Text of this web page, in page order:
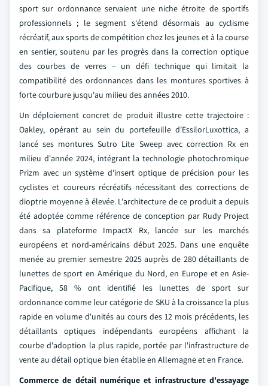
sport sur ordonnance servaient une niche étroite de sportifs
professionnels ; le segment s'étend désormais au cyclisme
récréatif, aux sports de compétition chez les jeunes et à la course
en sentier, soutenu par les progrès dans la correction optique
des courbes de verres – un défi technique qui limitait la
compatibilité des ordonnances dans les montures sportives à
forte courbure jusqu'au milieu des années 2010.
Un déploiement concret de produit illustre cette trajectoire :
Oakley, opérant au sein du portefeuille d'EssilorLuxottica, a
lancé ses montures Sutro Lite Sweep avec correction Rx en
milieu d'année 2024, intégrant la technologie photochromique
Prizm avec un système d'insert optique de précision pour les
cyclistes et coureurs récréatifs nécessitant des corrections de
dioptrie moyenne à élevée. L'architecture de ce produit a depuis
été adoptée comme référence de conception par Rudy Project
dans sa plateforme ImpactX Rx, lancée sur les marchés
européens et nord-américains début 2025. Dans une enquête
menée au premier semestre 2025 auprès de 280 détaillants de
lunettes de sport en Amérique du Nord, en Europe et en Asie-
Pacifique, 58 % ont identifié les lunettes de sport sur
ordonnance comme leur catégorie de SKU à la croissance la plus
rapide en volume d'unités au cours des 12 mois précédents, les
détaillants optiques indépendants européens affichant la
courbe d'adoption la plus rapide, portée par l'infrastructure de
vente au détail optique bien établie en Allemagne et en France.
Commerce de détail numérique et infrastructure d'essayage